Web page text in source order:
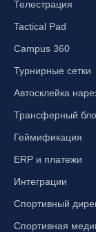
Телестрация
Tactical Pad
Campus 360
Турнирные сетки
Автосклейка
Трансферный
Геймификация
ERP и платежи
Интеграции
Спортивный
Спортивная